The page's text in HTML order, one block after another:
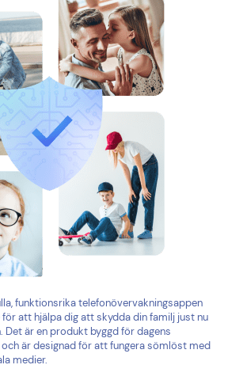
funktionsrika telefonövervakningsappen
att hjälpa dig att skydda din familj just nu
Det är en produkt byggd för dagens
är designad för att fungera sömlöst med
medier.